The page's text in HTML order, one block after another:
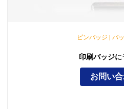
ピンバッジ | バ
印刷バッジに
お問い